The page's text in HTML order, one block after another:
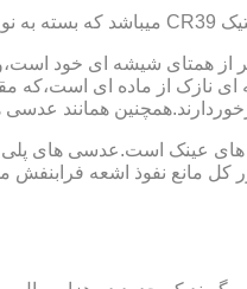
از همتای شیشه ای خود
نازک از ماده ای
همانند
های عینک است.عدسی های
مانع نفوذ اشعه فرابنفش می